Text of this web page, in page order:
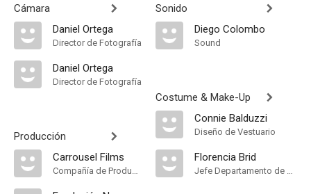
Cámara
Daniel Ortega
Director de Fotografía
Daniel Ortega
Director de Fotografía
Producción
Carrousel Films
Compañía de Produccion
Sonido
Diego Colombo
Sound
Costume & Make-Up
Connie Balduzzi
Diseño de Vestuario
Florencia Brid
Jefe Departamento de Maquillaje